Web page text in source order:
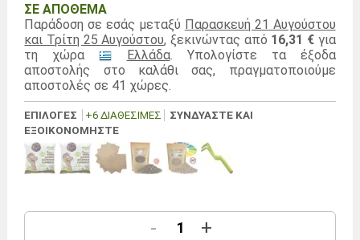
ΣΕ ΑΠΌΘΕΜΑ
Παράδοση σε εσάς μεταξύ Παρασκευή 21 Αυγούστου
και Τρίτη 25 Αυγούστου, ξεκινώντας από 16,31 €για
τη χώρα
Ελλάδα. Υπολογίστε τα έξοδα
αποστολής στο καλάθι σας, πραγματοποιούμε
αποστολές σε 41 χώρες.
ΕΠΙΛΟΓΕΣ +6 ΔΙΑΘΈΣΙΜΕΣ
ΣΥΝΔΥΆΣΤΕ ΚΑΙ
ΕΞΟΙΚΟΝΟΜΉΣΤΕ
- +